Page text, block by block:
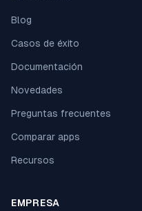
Blog
Casos de éxito
Documentación
Novedades
Preguntas frecuentes
Comparar apps
Recursos
EMPRESA